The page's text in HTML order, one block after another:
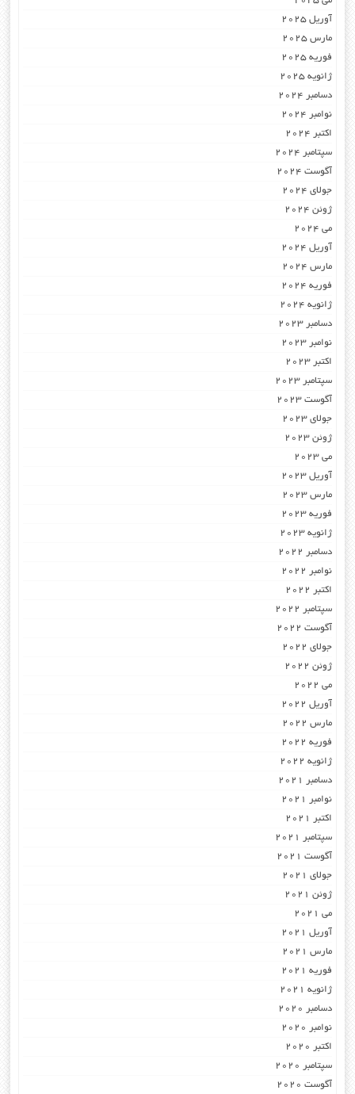
آوریل 2025
مارس 2025
فوریه 2025
ژانویه 2025
دسامبر 2024
نوامبر 2024
اکتبر 2024
سپتامبر 2024
آگوست 2024
جولای 2024
ژوئن 2024
می 2024
آوریل 2024
مارس 2024
فوریه 2024
ژانویه 2024
دسامبر 2023
نوامبر 2023
اکتبر 2023
سپتامبر 2023
آگوست 2023
جولای 2023
ژوئن 2023
می 2023
آوریل 2023
مارس 2023
فوریه 2023
ژانویه 2023
دسامبر 2022
نوامبر 2022
اکتبر 2022
سپتامبر 2022
آگوست 2022
جولای 2022
ژوئن 2022
می 2022
آوریل 2022
مارس 2022
فوریه 2022
ژانویه 2022
دسامبر 2021
نوامبر 2021
اکتبر 2021
سپتامبر 2021
آگوست 2021
جولای 2021
ژوئن 2021
می 2021
آوریل 2021
مارس 2021
فوریه 2021
ژانویه 2021
دسامبر 2020
نوامبر 2020
اکتبر 2020
سپتامبر 2020
آگوست 2020